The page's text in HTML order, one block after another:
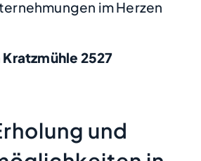
im Herzen
Kratzmühle 2527
und